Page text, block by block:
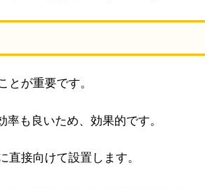
とが重要です。
も良いため、効果的です。
直接向けて設置します。